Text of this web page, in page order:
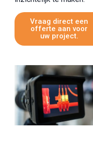
Vraag direct een
offerte aan voor
uw project.